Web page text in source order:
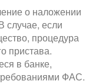
о наложении
случае, если
процедура
пристава.
в банке,
ФАС.